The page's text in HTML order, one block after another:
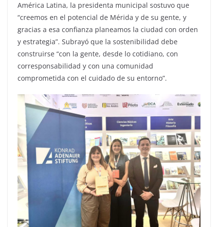
América Latina, la presidenta municipal sostuvo que
“creemos en el potencial de Mérida y de su gente, y
gracias a esa confianza planeamos la ciudad con orden
y estrategia”. Subrayó que la sostenibilidad debe
construirse “con la gente, desde lo cotidiano, con
corresponsabilidad y con una comunidad
comprometida con el cuidado de su entorno”.